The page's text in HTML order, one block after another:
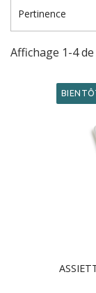
Pertinence
Affichage 1-4